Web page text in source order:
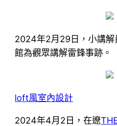
2024年2月29日，小講解
館為觀眾講解雷鋒事跡。
loft風室內設計
2024年4月2日，在遼